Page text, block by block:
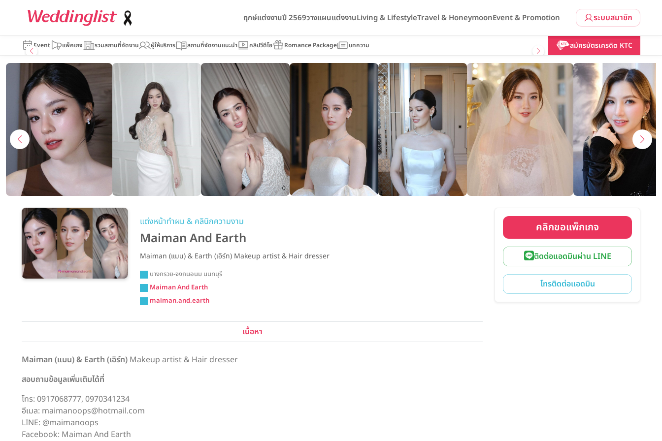
ระบบสมาชิก
ฤกษ์แต่งงานปี 2569วางแผนแต่งงานLiving & LifestyleTravel & HoneymoonEvent & Promotion
Event แพ็คเกจ รวมสถานที่จัดงาน ผู้ให้บริการ สถานที่จัดงานแนะนำ คลิปวีดีโอ Romance Package บทความ สมัครบัตรเครดิต KTC
Maiman
คลิกขอแพ็กเกจ
แต่งหน้าทำผม & คลินิกความงาม
Maiman And Earth
Maiman (แมน) & Earth (เอิร์ท) Makeup artist & Hair dresser
บางกรวย-จงถนอนม นนทบุรี
Maiman And Earth
maiman.and.earth
เนื้อหา
Maiman (แมน) & Earth (เอิร์ท) Makeup artist & Hair dresser
สอบถามข้อมูลเพิ่มเติมได้ที่
โทร: 0917068777, 0970341234
อีเมล: maimanoops@hotmail.com
LINE: @maimanoops
Facebook: Maiman And Earth
คลิกขอแพ็กเกจ
ติดต่อแอดมินผ่าน LINE
โทรติดต่อแอดมิน